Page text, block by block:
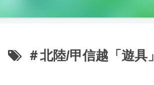
＃北陸/甲信越「遊具」